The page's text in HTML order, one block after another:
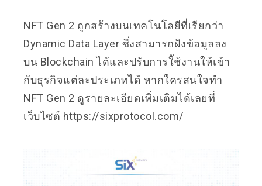
NFT Gen 2 ถูกสร้างบนเทคโนโลยีที่เรียกว่า
Dynamic Data Layer ซึ่งสามารถฝังข้อมูลลง
บน Blockchain ได้และปรับการใ้ช้งานให้เข้า
กับธุรกิจแต่ละประเภทได้ หากใครสนใจทำ
NFT Gen 2 ดูรายละเอียดเพิ่มเติมได้เลยที่
เว็บไซต์ https://sixprotocol.com/